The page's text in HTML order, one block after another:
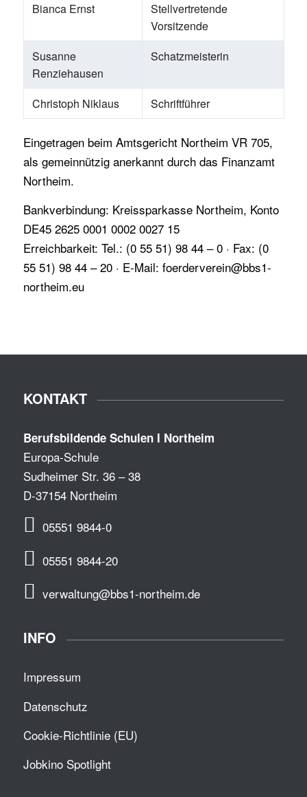
Bianca Ernst
Stellvertretende
Vorsitzende
Susanne
Renziehausen
Schatzmeisterin
Christoph Niklaus Schriftführer
Eingetragen beim Amtsgericht Northeim VR 705,
als gemeinnützig anerkannt durch das Finanzamt
Northeim.
Bankverbindung: Kreissparkasse Northeim, Konto
DE45 2625 0001 0002 0027 15
Erreichbarkeit: Tel.: (0 55 51) 98 44 – 0 · Fax: (0
55 51) 98 44 – 20 · E-Mail: foerderverein@bbs1-
northeim.eu
KONTAKT
Berufsbildende Schulen I Northeim
Europa-Schule
Sudheimer Str. 36 – 38
D-37154 Northeim
05551 9844-0
05551 9844-20
verwaltung@bbs1-northeim.de
INFO
Impressum
Datenschutz
Cookie-Richtlinie (EU)
Jobkino Spotlight